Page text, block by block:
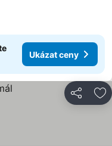
Ukázat ceny
Sdílet